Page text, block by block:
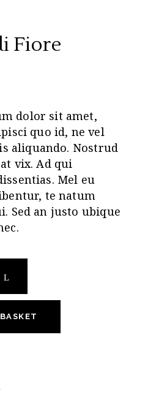
Fiore
dolor sit amet,
quo id, ne vel
aliquando. Nostrud
vix. Ad qui
Mel eu
te natum
Sed an justo ubique